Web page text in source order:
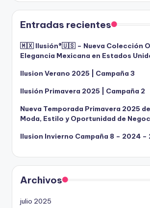
Entradas recientes
🇲🇽 Ilusión®️🇺🇸 – Nueva Colección
Elegancia Mexicana en Estados
Ilusion Verano 2025 | Campaña 3
Ilusión Primavera 2025 | Campaña 2
Nueva Temporada Primavera 2025
Moda, Estilo y Oportunidad de
Ilusion Invierno Campaña 8 – 2024 –
Archivos
julio 2025